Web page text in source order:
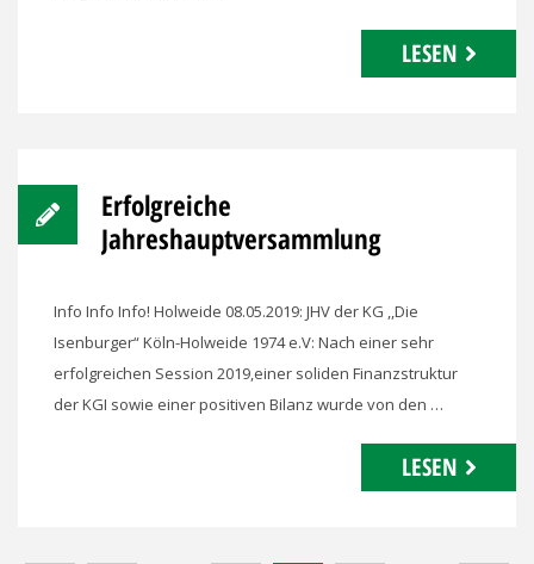
LESEN
Erfolgreiche
Jahreshauptversammlung
Info Info Info! Holweide 08.05.2019: JHV der KG ,,Die
Isenburger“ Köln-Holweide 1974 e.V: Nach einer sehr
erfolgreichen Session 2019,einer soliden Finanzstruktur
der KGI sowie einer positiven Bilanz wurde von den …
LESEN